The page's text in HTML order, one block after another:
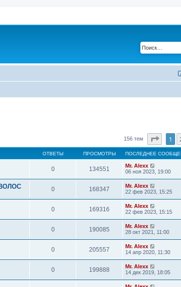
156 тем 1
ОТВЕТЫ ПРОСМОТРЫ ПОСЛЕДНЕЕ
0 134551
Mr. Alexx
06 ноя 2023, 19:00
0 168347
Mr. Alexx
22 фев 2023, 15:25
0 169316
Mr. Alexx
22 фев 2023, 15:15
0 190085
Mr. Alexx
28 окт 2021, 11:00
0 205557
Mr. Alexx
14 апр 2020, 11:30
0 199888
Mr. Alexx
14 дек 2019, 18:05